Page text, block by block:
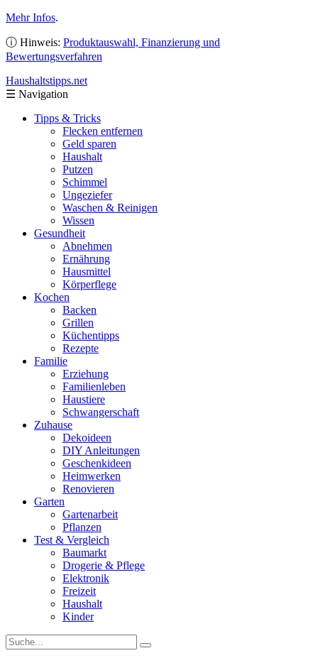
Mehr Infos.
ⓘ Hinweis: Produktauswahl, Finanzierung und
Bewertungsverfahren
Haushaltstipps.net
☰ Navigation
Tipps & Tricks
Flecken entfernen
Geld sparen
Haushalt
Putzen
Schimmel
Ungeziefer
Waschen & Reinigen
Wissen
Gesundheit
Abnehmen
Ernährung
Hausmittel
Körperflege
Kochen
Backen
Grillen
Küchentipps
Rezepte
Familie
Erziehung
Familienleben
Haustiere
Schwangerschaft
Zuhause
Dekoideen
DIY Anleitungen
Geschenkideen
Heimwerken
Renovieren
Garten
Gartenarbeit
Pflanzen
Test & Vergleich
Baumarkt
Drogerie & Pflege
Elektronik
Freizeit
Haushalt
Kinder